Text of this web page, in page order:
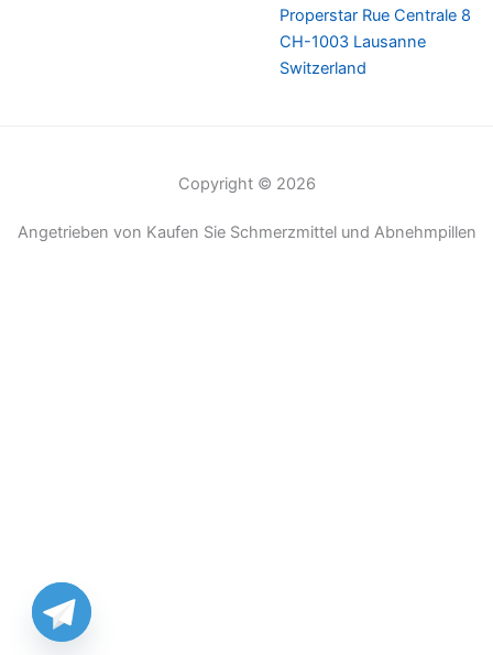
Properstar Rue Centrale 8
CH-1003 Lausanne
Switzerland
Copyright © 2026
Angetrieben von Kaufen Sie Schmerzmittel und Abnehmpillen